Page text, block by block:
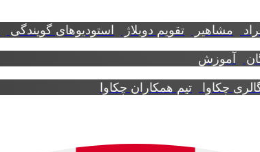
مشاهیر تقویم دوبلاژ استودیوهای گویندگی
آموزش
چکاوا تیم همکاران چکاوا